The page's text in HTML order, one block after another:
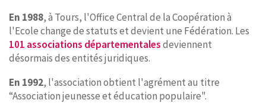
En 1988, à Tours, l'Office Central de la Coopération à
l'Ecole change de statuts et devient une Fédération. Les
101 associations départementalesdeviennent
désormais des entités juridiques.
En 1992, l'association obtient l'agrément au titre
“Association jeunesse et éducation populaire".